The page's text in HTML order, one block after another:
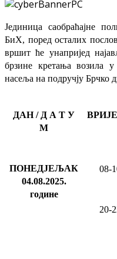
Јединица саобраћајне
БиХ, поред осталих
вршит ће унапријед
брзине кретања возила
насеља на подручју Брчко
ДАН / Д А Т У
М
ПОНЕДЈЕЉАК
04.08.2025.
године
08-
20-